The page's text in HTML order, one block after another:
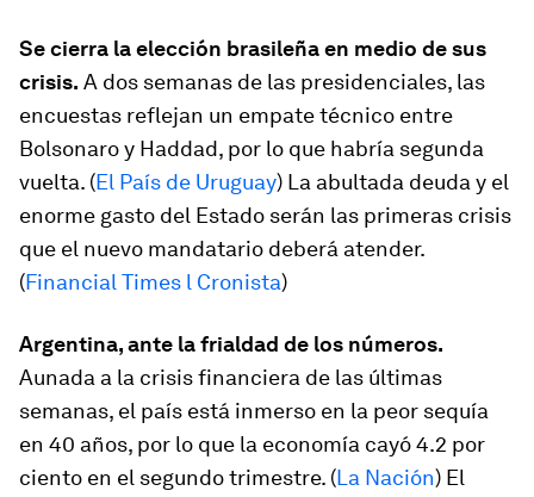
Se cierra la elección brasileña en medio de sus
crisis. A dos semanas de las presidenciales, las
encuestas reflejan un empate técnico entre
Bolsonaro y Haddad, por lo que habría segunda
vuelta. (El País de Uruguay) La abultada deuda y el
enorme gasto del Estado serán las primeras crisis
que el nuevo mandatario deberá atender.
(Financial Times l Cronista)
Argentina, ante la frialdad de los números.
Aunada a la crisis financiera de las últimas
semanas, el país está inmerso en la peor sequía
en 40 años, por lo que la economía cayó 4.2 por
ciento en el segundo trimestre. (La Nación) El